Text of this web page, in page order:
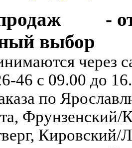
продаж
-
через
46 с 09.00 до
по
Фрунзенский/
Кировский/